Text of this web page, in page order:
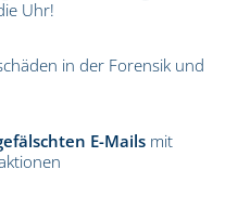
Uhr!
in der Forensik und
E-Mails mit